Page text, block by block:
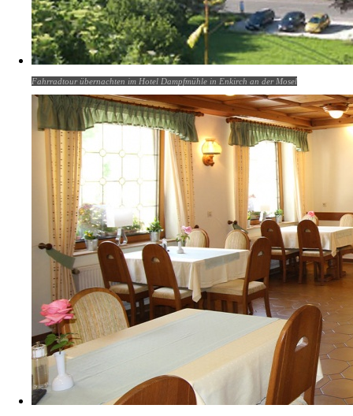
Fahrradtour übernachten im Hotel Dampfmühle in Enkirch an der Mosel